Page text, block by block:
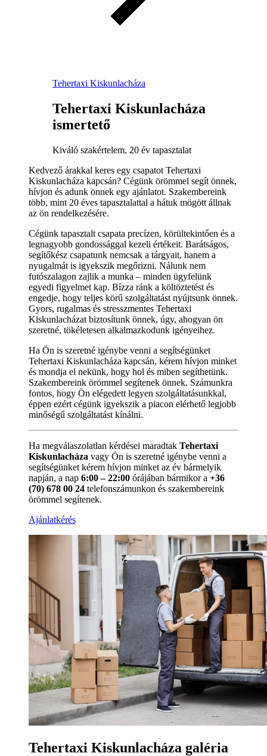
Tehertaxi Kiskunlacháza
Tehertaxi Kiskunlacháza
ismertető
Kiváló szakértelem, 20 év tapasztalat
Kedvező árakkal keres egy csapatot Tehertaxi
Kiskunlacháza kapcsán? Cégünk örömmel segít önnek,
hívjon és adunk önnek egy ajánlatot. Szakembereink
több, mint 20 éves tapasztalattal a hátuk mögött állnak
az ön rendelkezésére.
Cégünk tapasztalt csapata precízen, körültekintően és a
legnagyobb gondossággal kezeli értékeit. Barátságos,
segítőkész csapatunk nemcsak a tárgyait, hanem a
nyugalmát is igyekszik megőrizni. Nálunk nem
futószalagon zajlik a munka – minden ügyfelünk
egyedi figyelmet kap. Bízza ránk a költöztetést és
engedje, hogy teljes körű szolgáltatást nyújtsunk önnek.
Gyors, rugalmas és stresszmentes Tehertaxi
Kiskunlacházat biztosítunk önnek, úgy, ahogyan ön
szeretné, tökéletesen alkalmazkodunk igényeihez.
Ha Ön is szeretné igénybe venni a segítségünket
Tehertaxi Kiskunlacháza kapcsán, kérem hívjon minket
és mondja el nekünk, hogy hol és miben segíthetünk.
Szakembereink örömmel segítenek önnek. Számunkra
fontos, hogy Ön elégedett legyen szolgáltatásunkkal,
éppen ezért cégünk igyekszik a piacon elérhető legjobb
minőségű szolgáltatást kínálni.
Ha megválaszolatlan kérdései maradtak Tehertaxi
Kiskunlacháza vagy Ön is szeretné igénybe venni a
segítségünket kérem hívjon minket az év bármelyik
napján, a nap 6:00 – 22:00 órájában bármikor a +36
(70) 678 00 24 telefonszámunkon és szakembereink
örömmel segítenek.
Ajánlatkérés
Tehertaxi Kiskunlacháza galéria